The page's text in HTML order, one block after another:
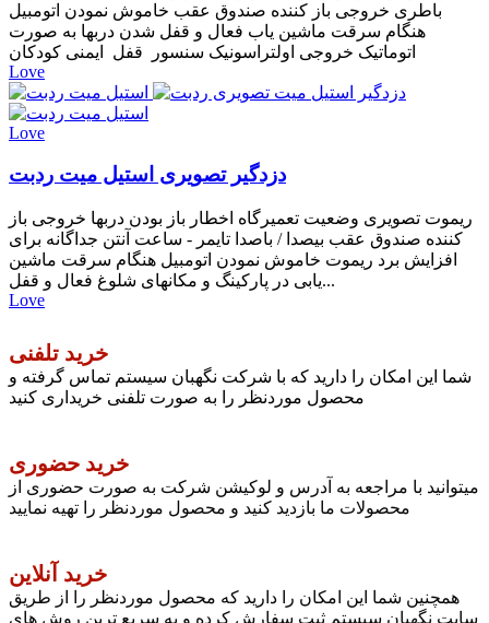
باطری خروجی باز کننده صندوق عقب خاموش نمودن اتومبیل
هنگام سرقت ماشین یاب فعال و قفل شدن دربها به صورت
اتوماتیک خروجی اولتراسونیک سنسور قفل ایمنی کودکان
Love
Love
دزدگیر تصویری استیل میت ردبت
ریموت تصویری وضعیت تعمیرگاه اخطار باز بودن دربها خروجی باز
کننده صندوق عقب بیصدا / باصدا تایمر - ساعت آنتن جداگانه برای
افزایش برد ریموت خاموش نمودن اتومبیل هنگام سرقت ماشین
یابی در پارکینگ و مکانهای شلوغ فعال و قفل...
Love
خرید تلفنی
شما این امکان را دارید که با شرکت نگهبان سیستم تماس گرفته و
محصول موردنظر را به صورت تلفنی خریداری کنید
خرید حضوری
میتوانید با مراجعه به آدرس و لوکیشن شرکت به صورت حضوری از
محصولات ما بازدید کنید و محصول موردنظر را تهیه نمایید
خرید آنلاین
همچنین شما این امکان را دارید که محصول موردنظر را از طریق
سایت نگهبان سیستم ثبت سفارش کرده و به سریع ترین روش های